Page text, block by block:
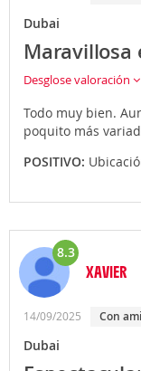
Dubai
Maravillosa
Desglose valoración
Todo muy bien.
poquito más
POSITIVO:
8.3
XAVIER
14/09/2025 Con
Dubai